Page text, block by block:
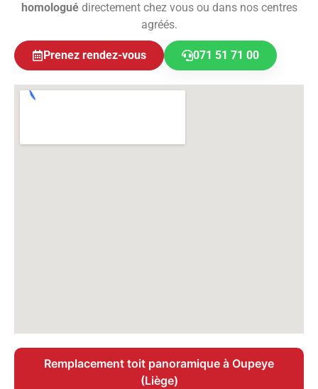
homologuédirectement chez vous ou dans nos centres
agréés.
Prenez rendez-vous 071 51 71 00
Remplacement toit panoramique à Oupeye
(Liège)